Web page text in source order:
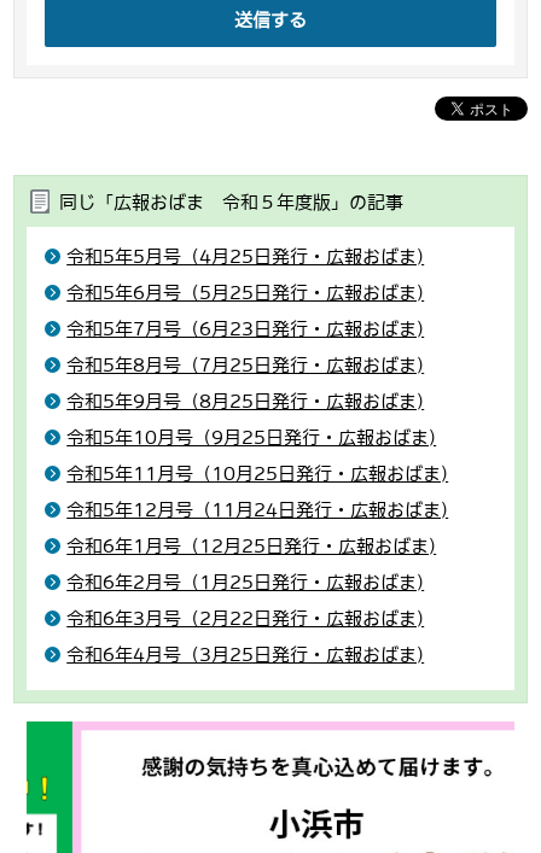
送信する
同じ「広報おばま 令和５年度版」の記事
令和5年5月号（4月25日発行・広報おばま)
令和5年6月号（5月25日発行・広報おばま)
令和5年7月号（6月23日発行・広報おばま)
令和5年8月号（7月25日発行・広報おばま)
令和5年9月号（8月25日発行・広報おばま)
令和5年10月号（9月25日発行・広報おばま)
令和5年11月号（10月25日発行・広報おばま)
令和5年12月号（11月24日発行・広報おばま)
令和6年1月号（12月25日発行・広報おばま)
令和6年2月号（1月25日発行・広報おばま)
令和6年3月号（2月22日発行・広報おばま)
令和6年4月号（3月25日発行・広報おばま)